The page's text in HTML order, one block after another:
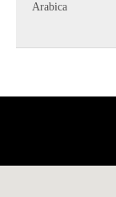
Arabica